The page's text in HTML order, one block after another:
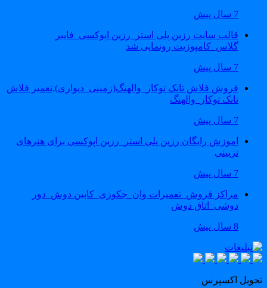
قالب سایت رزین پلی استر_رزین اپوکسی_فایبر
گلاس_کامپوزیت رونمایی شد
فروش فلاش تانک توکار_والهنگ(زمینی_دیواری),تعمیر فلاش
تانک توکار_والهنگ
اموزش رایگان رزین پلی استر_رزین اپوکسی برای هنرهای
تزیینی
مراکز فروش_تعمیرات وان_جکوزی_کابین دوش_دور
دوشی_اتاق دوش
اکسپرس